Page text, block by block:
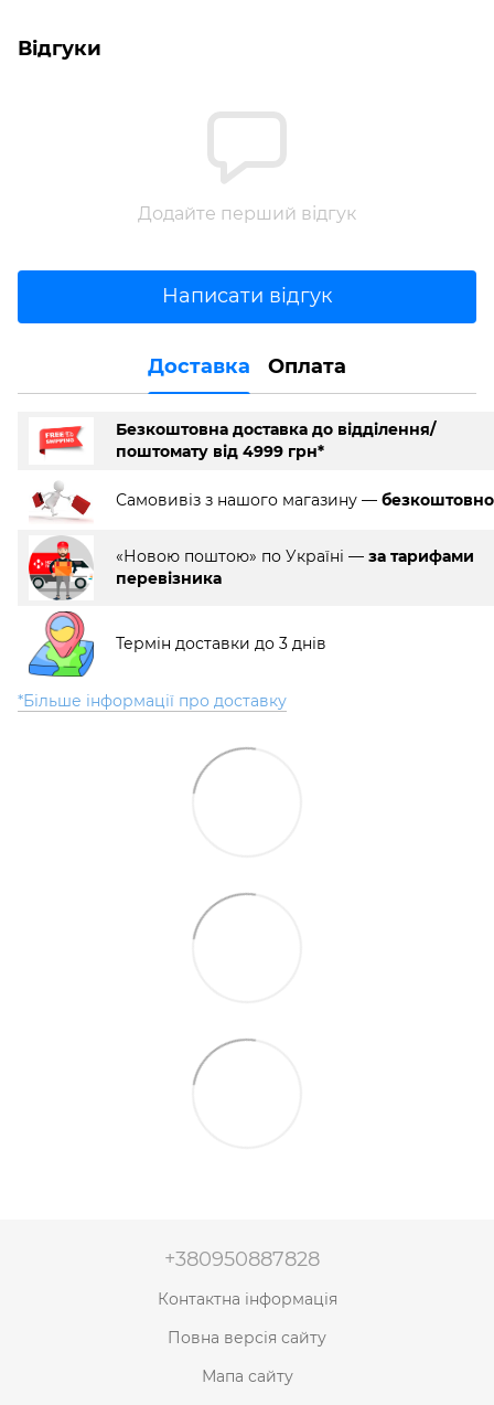
Відгуки
Додайте перший відгук
Написати відгук
Доставка Оплата
Безкоштовна доставка до відділення/
поштомату від 4999 грн*
Самовивіз з нашого магазину — безкоштовно
«Новою поштою» по Україні — за тарифами
перевізника
Термін доставки до 3 днів
*Більше інформації про доставку
+380950887828
Контактна інформація
Повна версія сайту
Мапа сайту